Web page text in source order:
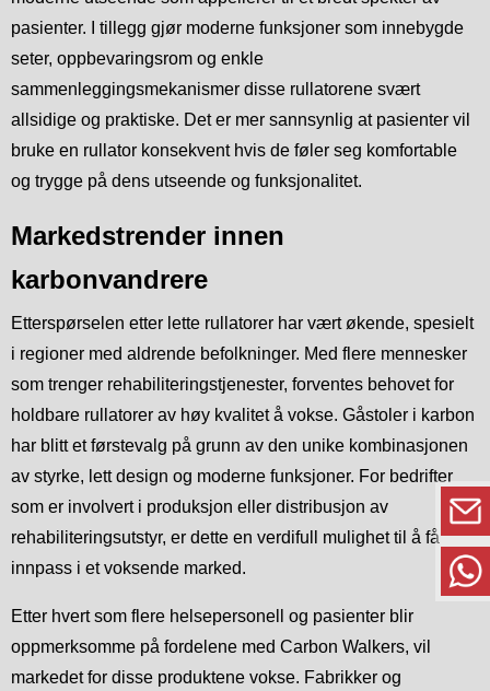
pasienter. I tillegg gjør moderne funksjoner som innebygde
seter, oppbevaringsrom og enkle
sammenleggingsmekanismer disse rullatorene svært
allsidige og praktiske. Det er mer sannsynlig at pasienter vil
bruke en rullator konsekvent hvis de føler seg komfortable
og trygge på dens utseende og funksjonalitet.
Markedstrender innen
karbonvandrere
Etterspørselen etter lette rullatorer har vært økende, spesielt
i regioner med aldrende befolkninger. Med flere mennesker
som trenger rehabiliteringstjenester, forventes behovet for
holdbare rullatorer av høy kvalitet å vokse. Gåstoler i karbon
har blitt et førstevalg på grunn av den unike kombinasjonen
av styrke, lett design og moderne funksjoner. For bedrifter
som er involvert i produksjon eller distribusjon av
rehabiliteringsutstyr, er dette en verdifull mulighet til å få
innpass i et voksende marked.
Etter hvert som flere helsepersonell og pasienter blir
oppmerksomme på fordelene med Carbon Walkers, vil
markedet for disse produktene vokse. Fabrikker og